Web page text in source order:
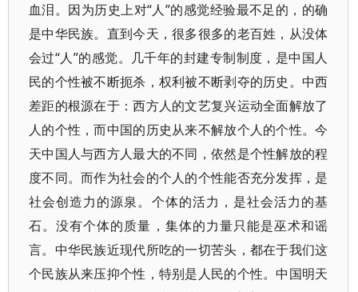
血泪。因为历史上对“人”的感觉经验最不足的，的确
是中华民族。直到今天，很多很多的老百姓，从没体
会过“人”的感觉。几千年的封建专制制度，是中国人
民的个性被不断扼杀，权利被不断剥夺的历史。中西
差距的根源在于：西方人的文艺复兴运动全面解放了
人的个性，而中国的历史从来不解放个人的个性。今
天中国人与西方人最大的不同，依然是个性解放的程
度不同。而作为社会的个人的个性能否充分发挥，是
社会创造力的源泉。个体的活力，是社会活力的基
石。没有个体的质量，集体的力量只能是巫术和谣
言。中华民族近现代所吃的一切苦头，都在于我们这
个民族从来压抑个性，特别是人民的个性。中国明天